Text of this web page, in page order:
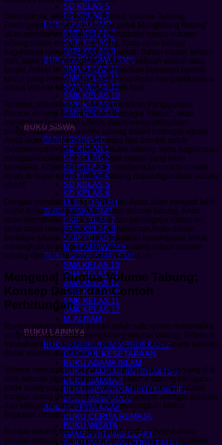
SD KELAS 5
SD KELAS 6
BUKU GURU SMP
SMP KELAS 7
SMP KELAS 8
SMP KELAS 9
BUKU GURU SMA / SMK
SMA KELAS 10
SMA KELAS 11
SMA KELAS 12
SMK KELAS 10
SMK KELAS 11
SMK KELAS 12
BUKU SISWA
BUKU SISWA SD
SD KELAS 1
SD KELAS 2
SD KELAS 3
SD KELAS 4
SD KELAS 5
SD KELAS 6
M. IBTIDAIYAH
BUKU SISWA SMP
SMP KELAS 7
SMP KELAS 8
SMP KELAS 9
M. TSANAWIYAH
BUKU SISWA SMA / SMK
SMA KELAS 10
SMA KELAS 11
SMA KELAS 12
SMK KELAS 10
SMK KELAS 11
SMK KELAS 12
M. ALIYAH
BUKU LAINNYA
BUKU KURIKULUM MERDEKA
E-MODUL KESETARAAN
BUKU AGAMA ISLAM
BUKU GAMBAR (INTERAKTIF)
BUKU GAMBAR
BUKU MEWARNAI (INTERAKTIF)
BUKU MEWARNAI
BUKU CERITA ANAK
BUKU CERITA REMAJA
BUKU WISATA
GAMES HITUNG CEPAT
BUKU PANDUAN GURU PAUD
Selanjutnya, artikel kedua, “Rumus Volume Tabung:
Pentingnya Memahami Konsep untuk Menghitung Ruang”,
akan membahas pentingnya memahami rumus volume
tabung dalam menghitung ruang. Anda akan belajar
bagaimana rumus ini dapat diterapkan dalam situasi sehari-
hari, seperti saat menghitung volume sebuah wadah atau
tangki. Artikel ini juga akan memberikan beberapa contoh
kasus yang relevan untuk membantu Anda mengaplikasikan
rumus volume tabung dengan lebih baik.
Terakhir, artikel ketiga, “Mengoptimalkan Penggunaan
Rumus Volume Tabung dalam Berbagai Situasi”, akan
membahas bagaimana Anda dapat mengoptimalkan
penggunaan rumus volume tabung dalam berbagai situasi.
Anda akan mempelajari beberapa tips dan trik untuk
mempermudah perhitungan volume tabung, serta bagaimana
mengaplikasikan rumus ini dalam situasi yang lebih
kompleks. Artikel ini juga akan memberikan contoh-contoh
nyata di mana rumus volume tabung dapat digunakan secara
efektif.
Dengan membaca ketiga artikel ini, Anda akan menjadi lebih
mahir dalam menggunakan rumus volume tabung. Anda
akan memahami konsep dasar dan pentingnya rumus ini,
serta dapat mengoptimalkan pemahaman Anda dalam
berbagai situasi. Jadi, jangan lewatkan kesempatan untuk
meningkatkan pengetahuan Anda tentang rumus volume
tabung dengan membaca artikel-artikel ini.
Mengenal Rumus Volume Tabung:
Konsep Dasar dan Contoh
Perhitungan
Rumus volume tabung adalah salah satu rumus matematika
yang digunakan untuk menghitung volume tabung. Sebelum
memahami rumus tersebut, penting untuk memahami konsep
dasar volume dan tabung.
Volume merupakan ukuran tiga dimensi dari ruang yang diisi
oleh sebuah objek. Dalam hal ini, volume tabung mengacu
pada ruang yang diisi oleh tabung. Tabung sendiri adalah
bangun ruang dengan dua lingkaran sejajar sebagai alasnya
dan sebuah selubung yang menghubungkan kedua
lingkaran tersebut.
Rumus volume tabung didasarkan pada prinsip bahwa
volume sebuah tabung dapat dihitung dengan mengalikan